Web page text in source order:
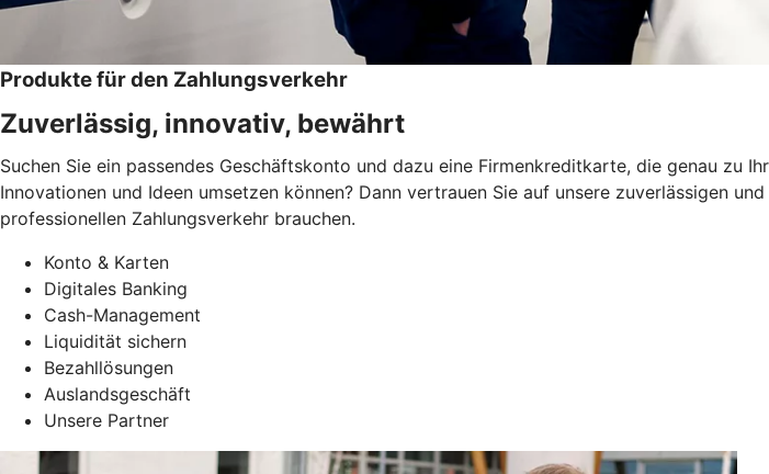
Produkte für den Zahlungsverkehr
Zuverlässig, innovativ, bewährt
Suchen Sie ein passendes Geschäftskonto und dazu eine Firmenkreditkarte, die genau zu
Innovationen und Ideen umsetzen können? Dann vertrauen Sie auf unsere zuverlässigen
professionellen Zahlungsverkehr brauchen.
Konto & Karten
Digitales Banking
Cash-Management
Liquidität sichern
Bezahllösungen
Auslandsgeschäft
Unsere Partner